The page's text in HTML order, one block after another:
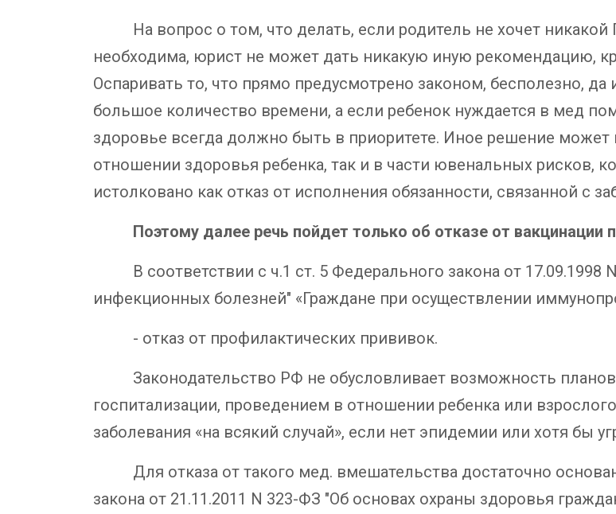
На вопрос о том, что делать, если родитель не хочет
необходима, юрист не может дать никакую иную рекомендацию,
Оспаривать то, что прямо предусмотрено законом, бесполезно,
большое количество времени, а если ребенок нуждается в мед
здоровье всегда должно быть в приоритете. Иное решение
отношении здоровья ребенка, так и в части ювенальных рисков,
истолковано как отказ от исполнения обязанности, связанной с
Поэтому далее речь пойдет только об отказе от вакцинации
В соответствии с ч.1 ст. 5 Федерального закона от 17.09.1998
инфекционных болезней" «Граждане при осуществлении
- отказ от профилактических прививок.
Законодательство РФ не обусловливает возможность
госпитализации, проведением в отношении ребенка или
заболевания «на всякий случай», если нет эпидемии или хотя бы
Для отказа от такого мед. вмешательства достаточно
закона от 21.11.2011 N 323-ФЗ "Об основах охраны здоровья